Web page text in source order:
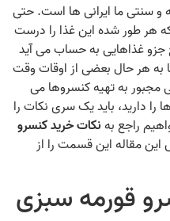
و سنتی ما ایرانی‌ ها است. حتی
هر طور شده این غذا را درست
جزو غذاهایی به حساب می‌ آید
به هر حال بعضی از اوقات وقت
مجبور به تهیه کنسروها می‌
دارید، باید یک سری نکات را
راجع بهنکات خرید کنسرو
مقاله این قسمت را از
قورمه سبزی